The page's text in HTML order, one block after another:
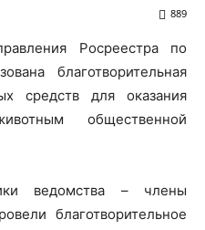
889
Росреестра по
благотворительная
средств для оказания
общественной
ведомства – члены
благотворительное